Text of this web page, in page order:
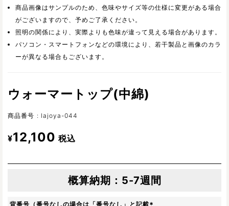
商品画像はサンプルのため、色味やサイズ等の仕様に変更がある場合
がございますので、予めご了承ください。
照明の関係により、実際よりも色味が違って見える場合があります。
パソコン・スマートフォンなどの環境により、若干製品と画像のカラ
ーが異なる場合もございます。
ウォーマートップ(中綿)
商品番号 lajoya-044
¥12,100 税込
5-7週間
背番号（番号なしの場合は「番号なし」と記載